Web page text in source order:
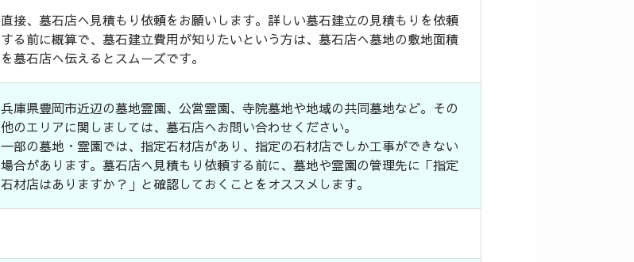
直接、墓石店へ見積もり依頼をお願いします。詳しい墓石建立の見積もりを依頼
する前に概算で、墓石建立費用が知りたいという方は、墓石店へ墓地の敷地面積
を墓石店へ伝えるとスムーズです。
兵庫県豊岡市近辺の墓地霊園、公営霊園、寺院墓地や地域の共同墓地など。その
他のエリアに関しましては、墓石店へお問い合わせください。
一部の墓地・霊園では、指定石材店があり、指定の石材店でしか工事ができない
場合があります。墓石店へ見積もり依頼する前に、墓地や霊園の管理先に「指定
石材店はありますか？」と確認しておくことをオススメします。